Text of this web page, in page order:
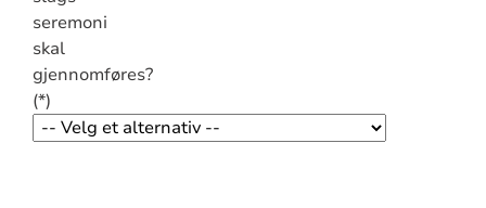
seremoni
skal
gjennomføres?